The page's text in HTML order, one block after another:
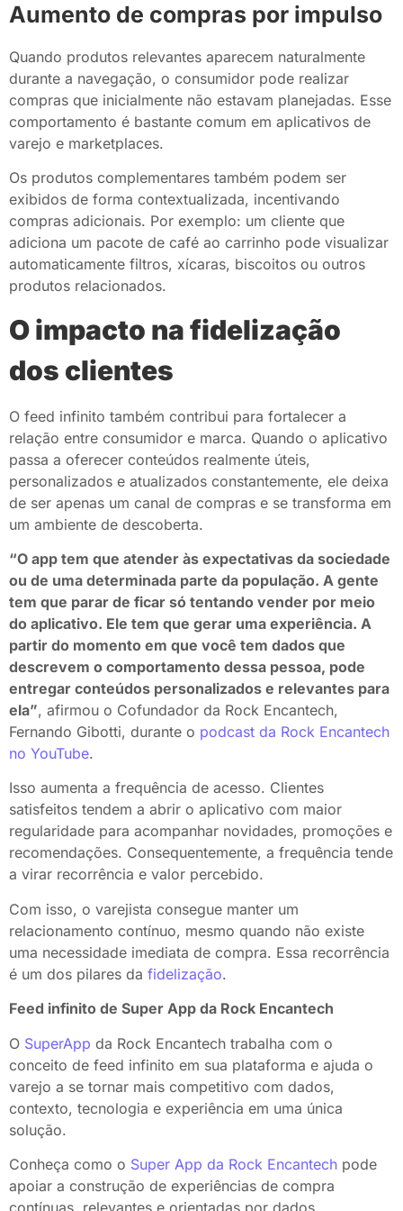
Aumento de compras por impulso
Quando produtos relevantes aparecem naturalmente
durante a navegação, o consumidor pode realizar
compras que inicialmente não estavam planejadas. Esse
comportamento é bastante comum em aplicativos de
varejo e marketplaces.
Os produtos complementares também podem ser
exibidos de forma contextualizada, incentivando
compras adicionais. Por exemplo: um cliente que
adiciona um pacote de café ao carrinho pode visualizar
automaticamente filtros, xícaras, biscoitos ou outros
produtos relacionados.
O impacto na fidelização
dos clientes
O feed infinito também contribui para fortalecer a
relação entre consumidor e marca. Quando o aplicativo
passa a oferecer conteúdos realmente úteis,
personalizados e atualizados constantemente, ele deixa
de ser apenas um canal de compras e se transforma em
um ambiente de descoberta.
“O app tem que atender às expectativas da sociedade
ou de uma determinada parte da população. A gente
tem que parar de ficar só tentando vender por meio
do aplicativo. Ele tem que gerar uma experiência. A
partir do momento em que você tem dados que
descrevem o comportamento dessa pessoa, pode
entregar conteúdos personalizados e relevantes para
ela”, afirmou o Cofundador da Rock Encantech,
Fernando Gibotti, durante o podcast da Rock Encantech
no YouTube.
Isso aumenta a frequência de acesso. Clientes
satisfeitos tendem a abrir o aplicativo com maior
regularidade para acompanhar novidades, promoções e
recomendações. Consequentemente, a frequência tende
a virar recorrência e valor percebido.
Com isso, o varejista consegue manter um
relacionamento contínuo, mesmo quando não existe
uma necessidade imediata de compra. Essa recorrência
é um dos pilares da fidelização.
Feed infinito de Super App da Rock Encantech
O SuperApp da Rock Encantech trabalha com o
conceito de feed infinito em sua plataforma e ajuda o
varejo a se tornar mais competitivo com dados,
contexto, tecnologia e experiência em uma única
solução.
Conheça como o Super App da Rock Encantech pode
apoiar a construção de experiências de compra
contínuas, relevantes e orientadas por dados.